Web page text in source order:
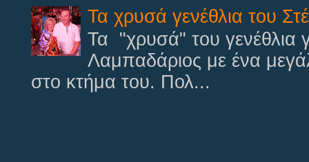
Τα χρυσά γενέθλια του
Τα "χρυσά" του γενέθλια
Λαμπαδάριος με ένα
στο κτήμα του. Πολ...